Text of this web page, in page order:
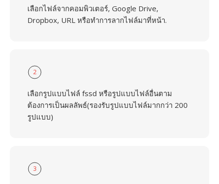
เลือกไฟล์จากคอมพิวเตอร์, Google Drive,
Dropbox, URL หรือทำการลากไฟล์มาที่หน้า.
2
เลือกรูปแบบไฟล์ fssd หรือรูปแบบไฟล์อื่นตาม
ต้องการเป็นผลลัพธ์(รองรับรูปแบบไฟล์มากกว่า 200
รูปแบบ)
3